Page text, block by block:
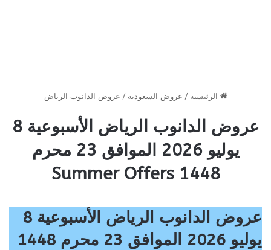
الرئيسية / عروض السعودية / عروض الدانوب الرياض
عروض الدانوب الرياض الأسبوعية 8
يوليو 2026 الموافق 23 محرم
1448 Summer Offers
عروض الدانوب الرياض الأسبوعية 8
يوليو 2026 الموافق 23 محرم 1448